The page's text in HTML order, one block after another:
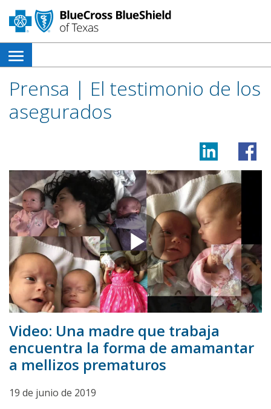
menú
Prensa | El testimonio de los
asegurados
Video: Una madre que trabaja
encuentra la forma de amamantar
a mellizos prematuros
19 de junio de 2019